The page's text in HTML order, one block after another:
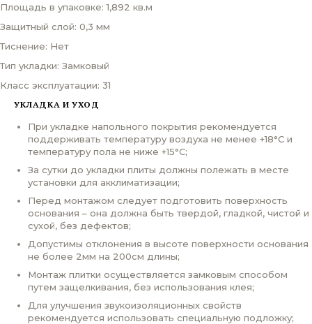
Площадь в упаковке: 1,892 кв.м
Защитный слой: 0,3 мм
Тиснение: Нет
Тип укладки: Замковый
Класс эксплуатации: 31
УКЛАДКА И УХОД
При укладке напольного покрытия рекомендуется
поддерживать температуру воздуха не менее +18°С и
температуру пола не ниже +15°С;
За сутки до укладки плиты должны полежать в месте
установки для акклиматизации;
Перед монтажом следует подготовить поверхность
основания – она должна быть твердой, гладкой, чистой и
сухой, без дефектов;
Допустимы отклонения в высоте поверхности основания
не более 2мм на 200см длины;
Монтаж плитки осуществляется замковым способом
путем защелкивания, без использования клея;
Для улучшения звукоизоляционных свойств
рекомендуется использовать специальную подложку;